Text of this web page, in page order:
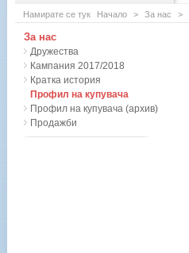
Намирате се тук Начало > За нас >
За нас
Дружества
Кампания 2017/2018
Кратка история
Профил на купувача
Профил на купувача (архив)
Продажби